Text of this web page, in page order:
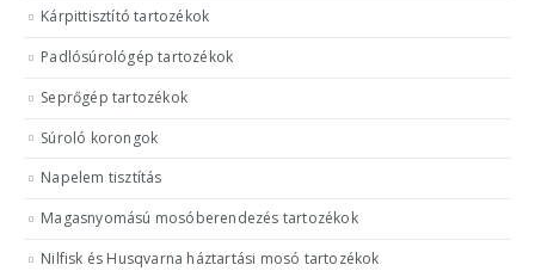
Kárpittisztító tartozékok
Padlósúrológép tartozékok
Seprőgép tartozékok
Súroló korongok
Napelem tisztítás
Magasnyomású mosóberendezés tartozékok
Nilfisk és Husqvarna háztartási mosó tartozékok